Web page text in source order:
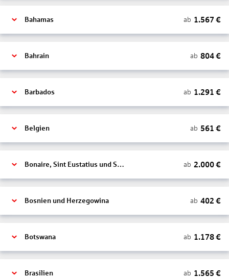
Bahamas ab 1.567 €
Bahrain ab 804€
Barbados ab 1.291 €
Belgien ab 561 €
Bonaire, Sint Eustatius und Saba ab 2.000€
Bosnien und Herzegowina ab 402 €
Botswana ab 1.178€
Brasilien ab 1.565 €